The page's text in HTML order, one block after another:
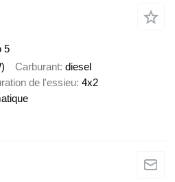
5
Carburant diesel
de l'essieu 4x2